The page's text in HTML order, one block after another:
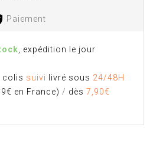
Paiement
, expédition le jour
colis suivi livré sous 24/48H
en France) / dès 7,90€